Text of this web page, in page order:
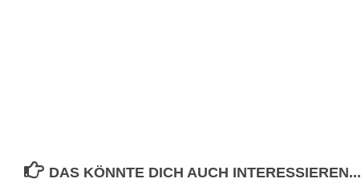
DAS KÖNNTE DICH AUCH INTERESSIEREN...